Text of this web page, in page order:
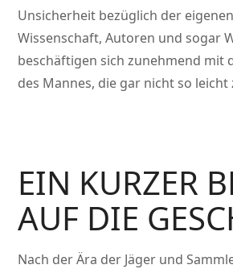
Unsicherheit bezüglich der
Wissenschaft, Autoren und sogar
beschäftigen sich zunehmend mit
des Mannes, die gar nicht so leicht
EIN KURZER
AUF DIE
Nach der Ära der Jäger und